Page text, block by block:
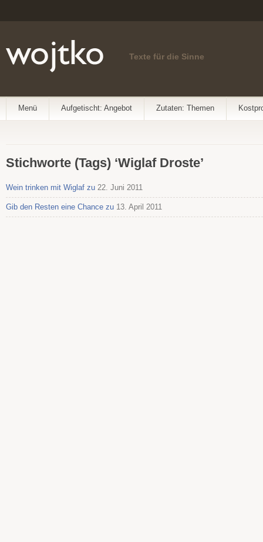
Texte für die Sinne
Menü Aufgetischt: Angebot Zutaten: Themen
Stichworte (Tags) ‘Wiglaf Droste’
Wein trinken mit Wiglaf zu 22. Juni 2011
Gib den Resten eine Chance zu 13. April 2011